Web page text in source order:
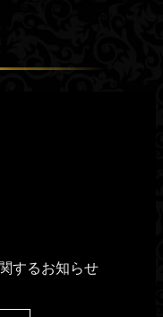
するお知らせ